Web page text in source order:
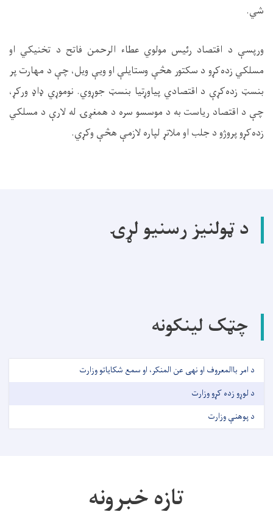
شي.
ورپسې د اقتصاد رئیس مولوي عطاء الرحمن فاتح د تخنیکي او
مسلکي زده‌کړو د سکتور هڅې وستایلې او ویې ویل، چې د مهارت پر
بنسټ زده‌کړې د اقتصادي پیاوړتیا بنسټ جوړوي. نوموړي ډاډ ورکړ،
چې د اقتصاد ریاست به د موسسو سره د همغږۍ له لارې د مسلکي
زده‌کړو پروژو د جلب او ملاتړ لپاره لازمې هڅې وکړي.
د ټولنیز رسنیو لړۍ
چټک لینکونه
د امر باالمعروف او نهی عن المنکر، او سمع شکایاتو وزارت
د لوړو زده کړو وزارت
د پوهنې وزارت
تازه خبرونه